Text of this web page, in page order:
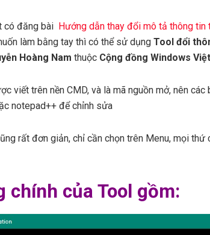
có đăng bài Hướng dẫn thay đổi mô tả thông
làm bằng tay thì có thể sử dụng Tool đổi
Hoàng Nam thuộc Cộng đồng Windows
viết trên nền CMD, và là mã nguồn mở, nên các
notepad++ để chỉnh sửa
rất đơn giản, chỉ cần chọn trên Menu, mọi
chính của Tool gồm: